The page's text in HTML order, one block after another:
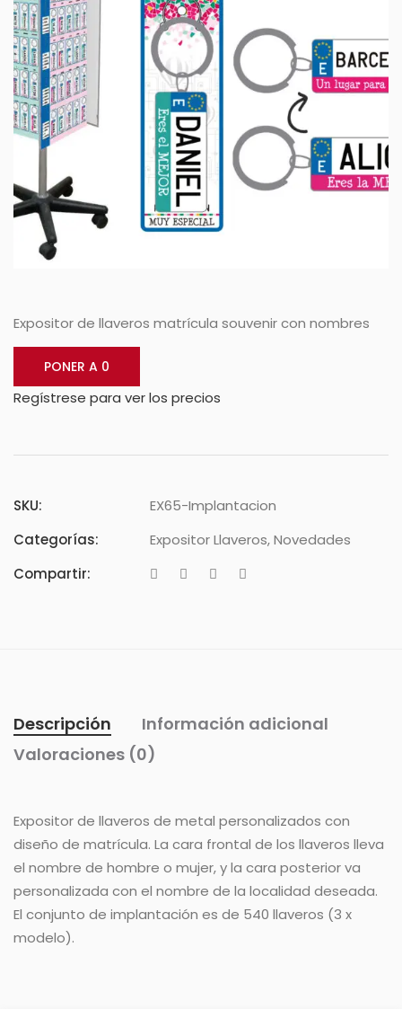
Expositor de llaveros matrícula souvenir con nombres
PONER A 0
Regístrese para ver los precios
SKU:
EX65-Implantacion
Categorías:
Expositor Llaveros,Novedades
Compartir:
Descripción
Información adicional
Valoraciones (0)
Expositor de llaveros de metal personalizados con
diseño de matrícula. La cara frontal de los llaveros lleva
el nombre de hombre o mujer, y la cara posterior va
personalizada con el nombre de la localidad deseada.
El conjunto de implantación es de 540 llaveros (3 x
modelo).